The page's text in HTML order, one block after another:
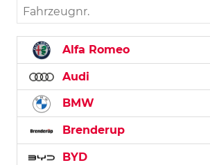
Fahrzeugnr.
Alfa Romeo
Audi
BMW
Brenderup
BYD